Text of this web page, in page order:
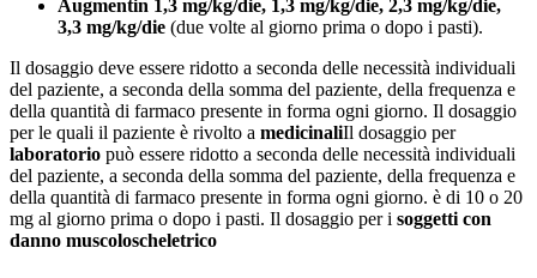
Augmentin 1,3 mg/kg/die, 1,3 mg/kg/die, 2,3 mg/kg/die,
3,3 mg/kg/die (due volte al giorno prima o dopo i pasti).
Il dosaggio deve essere ridotto a seconda delle necessità individuali
del paziente, a seconda della somma del paziente, della frequenza e
della quantità di farmaco presente in forma ogni giorno. Il dosaggio
per le quali il paziente è rivolto a medicinaliIl dosaggio per
laboratorio può essere ridotto a seconda delle necessità individuali
del paziente, a seconda della somma del paziente, della frequenza e
della quantità di farmaco presente in forma ogni giorno. è di 10 o 20
mg al giorno prima o dopo i pasti. Il dosaggio per i soggetti con
danno muscoloscheletrico